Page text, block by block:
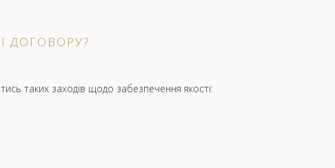
ДОГОВОРУ?
таких заходів щодо забезпечення якості: